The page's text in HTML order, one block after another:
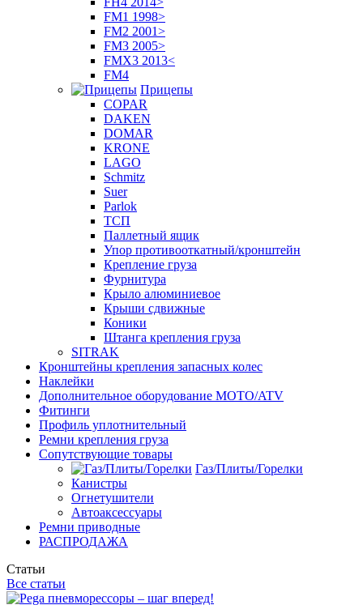
FM1 1998>
FM2 2001>
FM3 2005>
FMX3 2013<
FM4
Прицепы
COPAR
DAKEN
DOMAR
KRONE
LAGO
Schmitz
Suer
Parlok
ТСП
Паллетный ящик
Упор противооткатный/кронштейн
Крепление груза
Фурнитура
Крыло алюминиевое
Крыши сдвижные
Коники
Штанга крепления груза
SITRAK
Кронштейны крепления запасных колес
Наклейки
Дополнительное оборудование MOTO/ATV
Фитинги
Профиль уплотнительный
Ремни крепления груза
Сопутствующие товары
Газ/Плиты/Горелки
Канистры
Огнетушители
Автоаксессуары
Ремни приводные
РАСПРОДАЖА
Статьи
Все статьи